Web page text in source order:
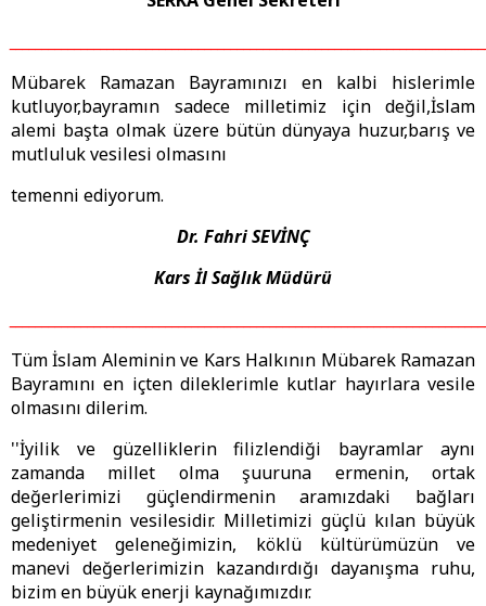
Mübarek Ramazan Bayramınızı en kalbi hislerimle
kutluyor,bayramın sadece milletimiz için değil,İslam
alemi başta olmak üzere bütün dünyaya huzur,barış ve
mutluluk vesilesi olmasını
temenni ediyorum.
Dr. Fahri SEVİNÇ
Kars İl Sağlık Müdürü
Tüm İslam Aleminin ve Kars Halkının Mübarek Ramazan
Bayramını en içten dileklerimle kutlar hayırlara vesile
olmasını dilerim.
''İyilik ve güzelliklerin filizlendiği bayramlar aynı
zamanda millet olma şuuruna ermenin, ortak
değerlerimizi güçlendirmenin aramızdaki bağları
geliştirmenin vesilesidir. Milletimizi güçlü kılan büyük
medeniyet geleneğimizin, köklü kültürümüzün ve
manevi değerlerimizin kazandırdığı dayanışma ruhu,
bizim en büyük enerji kaynağımızdır.